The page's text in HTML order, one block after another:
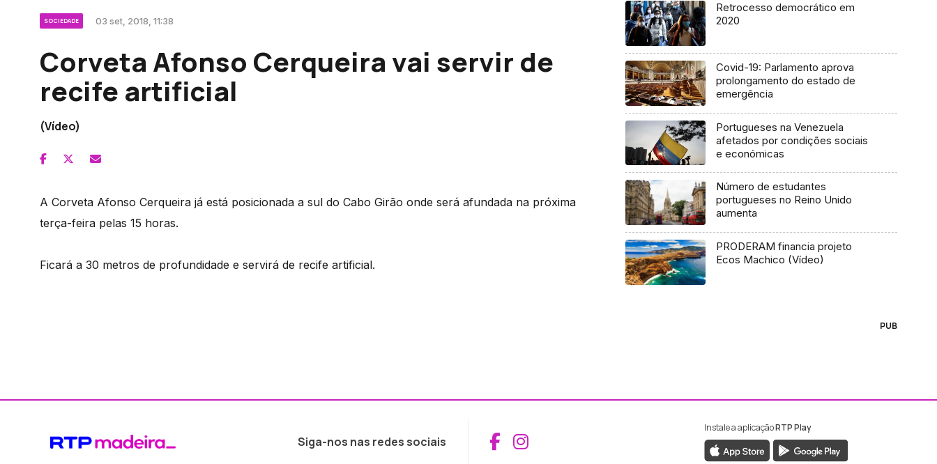
SOCIEDADE 03 set, 2018, 11:38
Corveta Afonso Cerqueira vai servir de
recife artificial
(Vídeo)
A Corveta Afonso Cerqueira já está posicionada a sul do Cabo Girão onde será afundada na próxima
terça-feira pelas 15 horas.
Ficará a 30 metros de profundidade e servirá de recife artificial.
Retrocesso democrático em
2020
Covid-19: Parlamento aprova
prolongamento do estado de
emergência
Portugueses na Venezuela
afetados por condições sociais
e económicas
Número de estudantes
portugueses no Reino Unido
aumenta
PRODERAM financia projeto
Ecos Machico (Vídeo)
PUB
Siga-nos nas redes sociais Aceder ao Facebook da RTP Madeira
Aceder ao Instagram da RTP Madeira
Instale a aplicaçãoRTP Play